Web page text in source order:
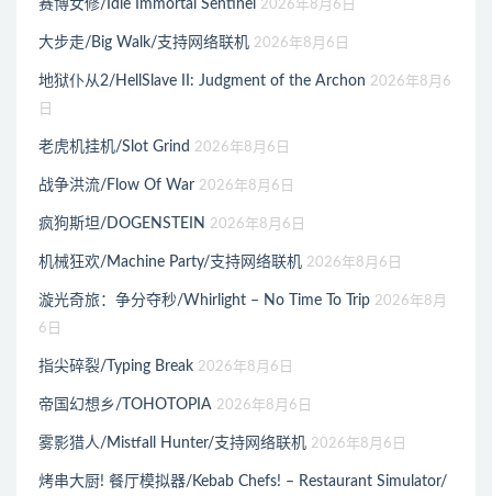
赛博女修/Idle Immortal Sentinel 2026年8月6日
大步走/Big Walk/支持网络联机 2026年8月6日
地狱仆从2/HellSlave II: Judgment of the Archon 2026年8月6
日
老虎机挂机/Slot Grind 2026年8月6日
战争洪流/Flow Of War 2026年8月6日
疯狗斯坦/DOGENSTEIN 2026年8月6日
机械狂欢/Machine Party/支持网络联机 2026年8月6日
漩光奇旅：争分夺秒/Whirlight – No Time To Trip 2026年8月
6日
指尖碎裂/Typing Break 2026年8月6日
帝国幻想乡/TOHOTOPIA 2026年8月6日
雾影猎人/Mistfall Hunter/支持网络联机 2026年8月6日
烤串大厨! 餐厅模拟器/Kebab Chefs! – Restaurant Simulator/